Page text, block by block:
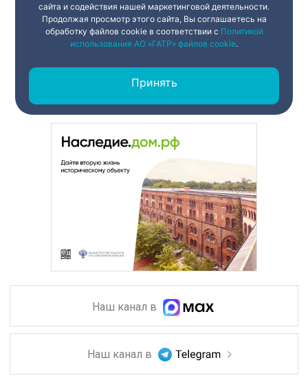
Наш канал в
Наш канал в
сайта и содействия нашей маркетинговой деятельности.
Продолжая просмотр этого сайта, Вы соглашаетесь на
обработку файлов cookie в соответствии с Политикой
использования АО «ГАТР» файлов cookie.
Принять